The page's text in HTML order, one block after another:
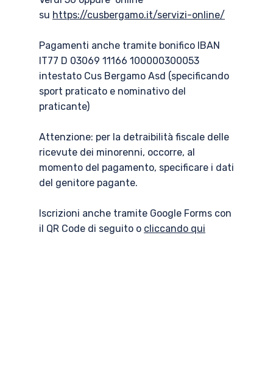
su https://cusbergamo.it/servizi-online/
Pagamenti anche tramite bonifico IBAN
IT77 D 03069 11166 100000300053
intestato Cus Bergamo Asd (specificando
sport praticato e nominativo del
praticante)
Attenzione: per la detraibilità fiscale delle
ricevute dei minorenni, occorre, al
momento del pagamento, specificare i dati
del genitore pagante.
Iscrizioni anche tramite Google Forms con
il QR Code di seguito o cliccando qui